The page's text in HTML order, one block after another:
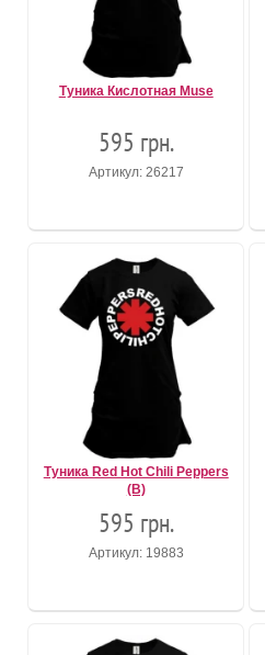
Туника Кислотная Muse
595 грн.
Артикул: 26217
Туника Red Hot Chili Peppers
(B)
595 грн.
Артикул: 19883